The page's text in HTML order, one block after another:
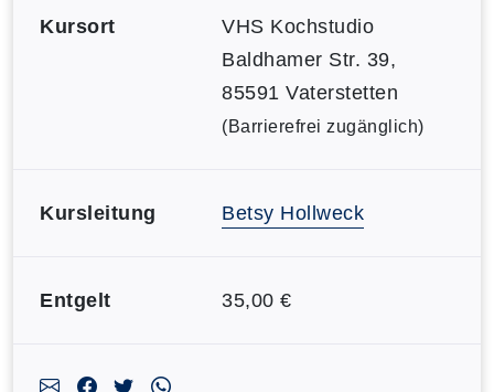
Kursort
VHS Kochstudio
Baldhamer Str. 39,
85591 Vaterstetten
(Barrierefrei zugänglich)
Kursleitung Betsy Hollweck
Entgelt 35,00 €